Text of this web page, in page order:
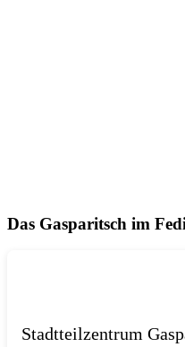
Das Gasparitsch im
Stadtteilzentrum